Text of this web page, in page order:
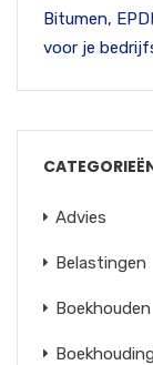
Bitumen,
voor je
Advies
Belastingen
Boekhouden
Boekhouding